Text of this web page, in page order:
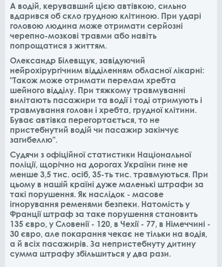
А водій, керувавший цією автівкою, сильно
вдарився об скло грудною клітиною. При ударі
головою людина може отримати серйозні
черепно-мозкові травми або навіть
попрощатися з життям.
Олександр Білевщук, завідуючий
нейрохірургічним відділенням обласної лікарні:
"Також може отримати перелам хребта
шейного відділу. При тяжкому травмуванні
вилітають пасажири та водії і тоді отримують і
травмування голови і хребта, грудної клітини.
Буває автівка перегортається, то не
пристебнутий водій чи пасажир закінчує
загибеллю".
Судячи з офіційної статистики Національної
поліції, щорічно на дорогах України гине не
менше 3,5 тис. осіб, 35-ть тис. травмуються. При
цьому в нашій країні дуже маленькі штрафи за
такі порушення. Як наслідок - масове
ігнорування ременями безпеки. Натомість у
Франції штраф за таке порушення становить
135 євро, у Словенії - 120, в Чехії - 77, в Німеччині -
30 євро, але покарання чекає не тільки на водія,
а й всіх пасажирів. За непристебнуту дитину
сумма штрафу збільшиться у два рази.